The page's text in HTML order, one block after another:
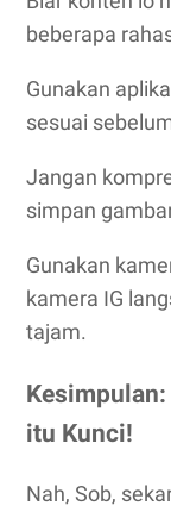
beberapa
Gunakan
sesuai
Jangan
simpan
Gunakan
kamera IG
tajam.
itu Kunci!
Nah, Sob,